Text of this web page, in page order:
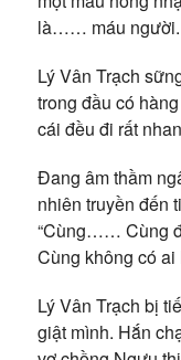
là…… máu người.
Lý Vân Trạch
trong đầu có
cái đều đi rất
Đang âm thầm
nhiên truyền đến
“Cùng…… Cùng
Cùng không có ai
Lý Vân Trạch bị
giật mình. Hắn